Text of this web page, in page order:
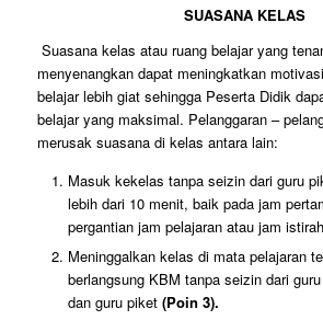
SUASANA KELAS
Suasana kelas atau ruang belajar yang
menyenangkan dapat meningkatkan
belajar lebih giat sehingga Peserta Didik
belajar yang maksimal. Pelanggaran –
merusak suasana di kelas antara lain:
Masuk kekelas tanpa seizin dari guru
lebih dari 10 menit, baik pada jam
pergantian jam pelajaran atau jam
Meninggalkan kelas di mata pelajaran
berlangsung KBM tanpa seizin dari
dan guru piket (Poin 3).